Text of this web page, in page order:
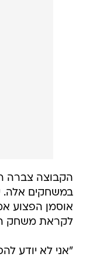
במשחקים אלה.
אוסמן הפצוע
לקראת משחק
"אני לא יודע